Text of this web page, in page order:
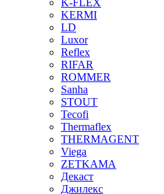
KERMI
LD
Luxor
Reflex
RIFAR
ROMMER
Sanha
STOUT
Tecofi
Thermaflex
THERMAGENT
Viega
ZETKAMA
Декаст
Джилекс